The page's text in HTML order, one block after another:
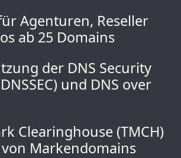
Agenturen, Reseller
ab 25 Domains
der DNS Security
und DNS over
Clearinghouse (TMCH)
Markendomains